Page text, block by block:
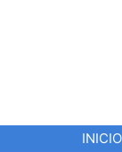
INICIO